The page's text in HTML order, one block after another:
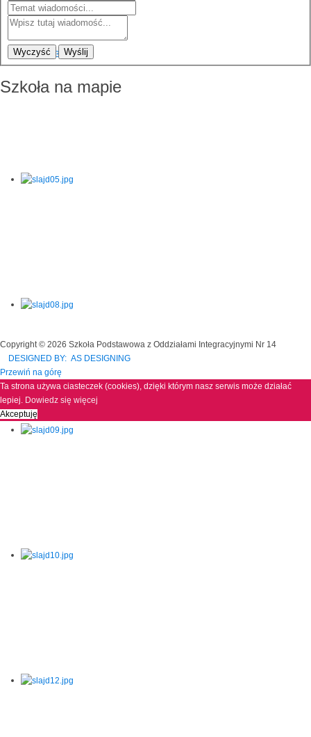
Wyczyść Wyślij
Szkoła na mapie
Copyright © 2026 Szkoła Podstawowa z Oddziałami Integracyjnymi Nr 14
DESIGNED BY: AS DESIGNING
Przewiń na górę
Ta strona używa ciasteczek (cookies), dzięki którym nasz serwis może działać
lepiej. Dowiedz się więcej
Akceptuję